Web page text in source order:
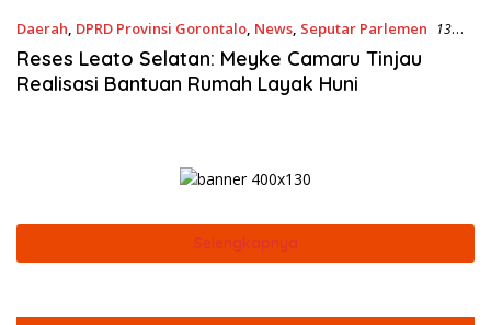
Daerah DPRD Provinsi Gorontalo News Seputar Parlemen
13
Juni 2023
Reses Leato Selatan: Meyke Camaru Tinjau
Realisasi Bantuan Rumah Layak Huni
Selengkapnya